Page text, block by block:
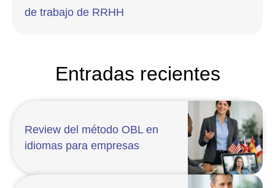
de trabajo de RRHH
Entradas recientes
Review del método OBL en
idiomas para empresas